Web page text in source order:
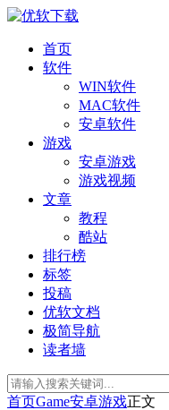
首页
软件
WIN软件
MAC软件
安卓软件
游戏
安卓游戏
游戏视频
文章
教程
酷站
排行榜
标签
投稿
优软文档
极简导航
读者墙
首页Game安卓游戏正文